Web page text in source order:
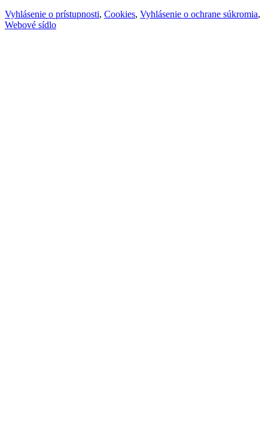
Vyhlásenie o prístupnosti, Cookies, Vyhlásenie o ochrane súkromia,
Webové sídlo